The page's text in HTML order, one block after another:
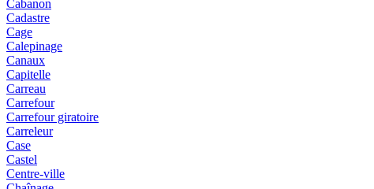
Cabanon
Cadastre
Cage
Calepinage
Canaux
Capitelle
Carreau
Carrefour
Carrefour giratoire
Carreleur
Case
Castel
Centre-ville